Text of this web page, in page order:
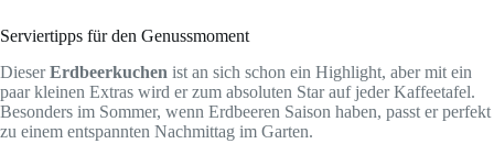
Serviertipps für den Genussmoment
DieserErdbeerkuchen ist an sich schon ein Highlight, aber mit ein
paar kleinen Extras wird er zum absoluten Star auf jeder Kaffeetafel.
Besonders im Sommer, wenn Erdbeeren Saison haben, passt er perfekt
zu einem entspannten Nachmittag im Garten.